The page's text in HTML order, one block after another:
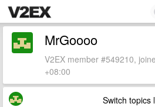
MrGoooo
V2EX member #549210,
+08:00
Switch topics